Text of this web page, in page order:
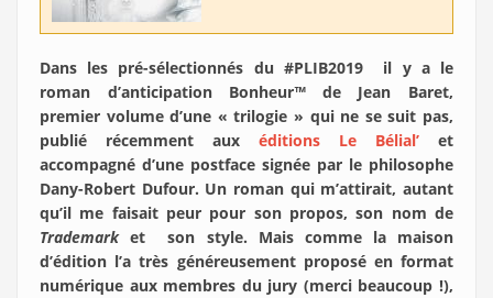
Dans les pré-sélectionnés du #PLIB2019 il y a le
roman d’anticipation Bonheur™de Jean Baret,
premier volume d’une « trilogie » qui ne se suit pas,
publié récemment aux éditions Le Bélial’ et
accompagné d’une postface signée par le philosophe
Dany-Robert Dufour. Un roman qui m’attirait, autant
qu’il me faisait peur pour son propos, son nom de
Trademarket son style. Mais comme la maison
d’édition l’a très généreusement proposé en format
numérique aux membres du jury (merci beaucoup !),